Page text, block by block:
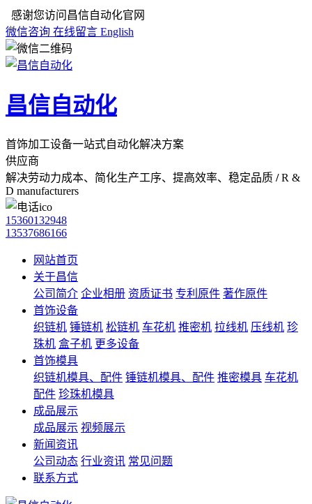
感谢您访问昌信自动化官网
微信咨询 在线留言 English
昌信自动化
首饰加工设备一站式自动化解决方案
供应商
解决劳动力成本、简化生产工序、提高效率、稳定品质 / R &
D manufacturers
15360132948
13537686166
网站首页
关于昌信
公司简介 企业相册 资质证书 专利原件 著作原件
首饰设备
织链机 锤链机 松链机 车花机 推密机 拉线机 压线机 珍
珠机 盒子机 更多设备
首饰模具
织链机模具、配件 锤链机模具、配件 推密模具 车花机
配件 珍珠机模具
成品展示
成品展示 视频展示
新闻资讯
公司动态 行业资讯 常见问题
联系方式